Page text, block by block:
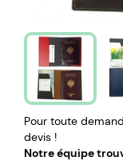
Pour toute
devis !
Notre équipe